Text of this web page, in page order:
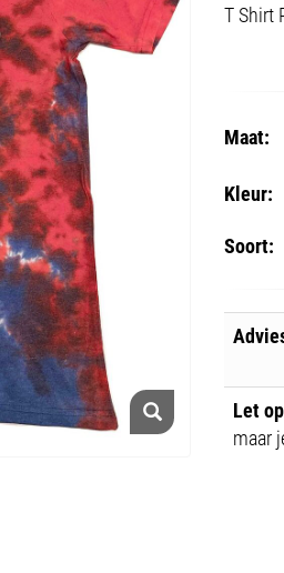
T Shirt
Maat:
Kleur:
Soort:
Let op
maar